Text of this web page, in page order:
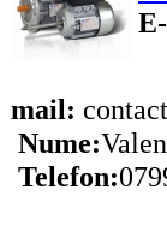
E-
mail:
Nume:
Telefon: